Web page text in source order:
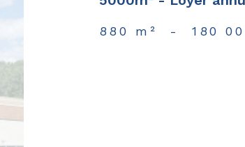
880 m² - 180